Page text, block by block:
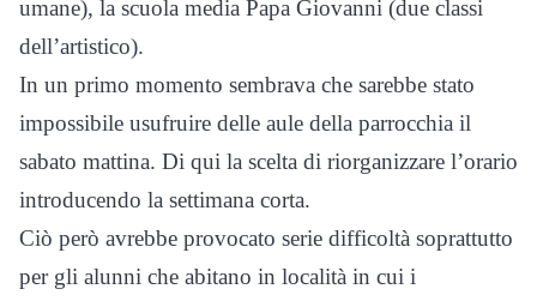
umane), la scuola media Papa Giovanni (due classi
dell’artistico).
In un primo momento sembrava che sarebbe stato
impossibile usufruire delle aule della parrocchia il
sabato mattina. Di qui la scelta di riorganizzare l’orario
introducendo la settimana corta.
Ciò però avrebbe provocato serie difficoltà soprattutto
per gli alunni che abitano in località in cui i